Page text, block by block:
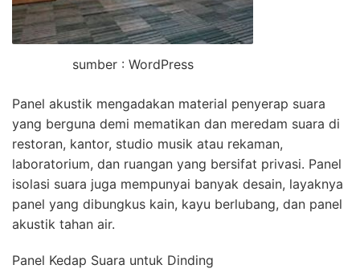
sumber : WordPress
Panel akustik mengadakan material penyerap suara
yang berguna demi mematikan dan meredam suara di
restoran, kantor, studio musik atau rekaman,
laboratorium, dan ruangan yang bersifat privasi. Panel
isolasi suara juga mempunyai banyak desain, layaknya
panel yang dibungkus kain, kayu berlubang, dan panel
akustik tahan air.
Panel Kedap Suara untuk Dinding